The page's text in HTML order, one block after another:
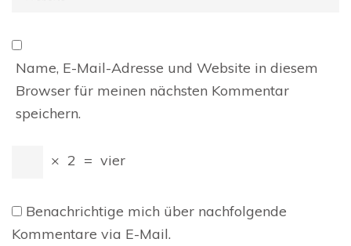
Name, E-Mail-Adresse und Website in diesem
Browser für meinen nächsten Kommentar
speichern.
× 2 = vier
Benachrichtige mich über nachfolgende
Kommentare via E-Mail.